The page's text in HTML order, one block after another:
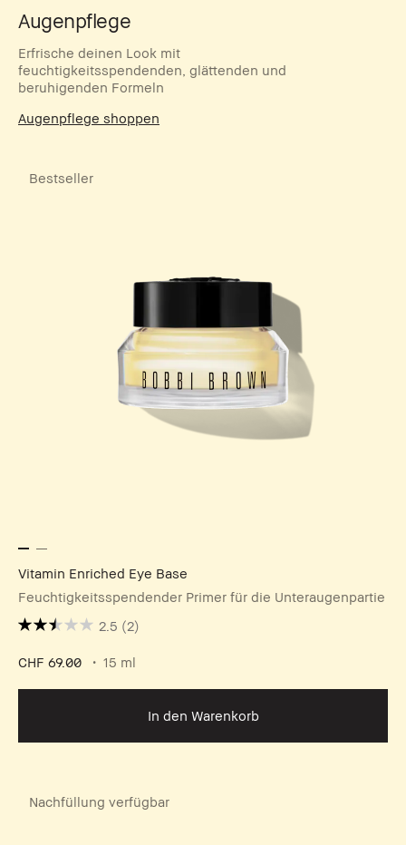
Augenpflege
Erfrische deinen Look mit
feuchtigkeitsspendenden, glättenden und
beruhigenden Formeln
Augenpflege shoppen
Bestseller
Vitamin Enriched Eye Base
Feuchtigkeitsspendender Primer für die Unteraugenpartie
2.5 (2)
CHF 69.00 15 ml
In den Warenkorb
Nachfüllung verfügbar